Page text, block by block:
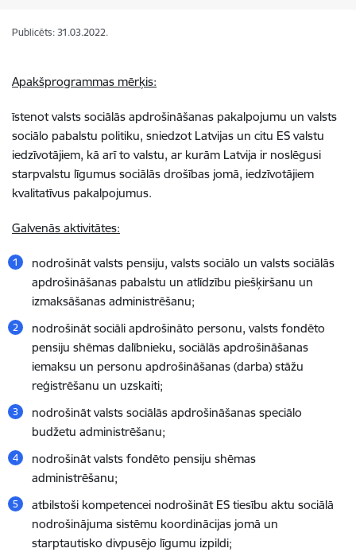
Publicēts: 31.03.2022.
Apakšprogrammas mērķis:
īstenot valsts sociālās apdrošināšanas pakalpojumu un valsts
sociālo pabalstu politiku, sniedzot Latvijas un citu ES valstu
iedzīvotājiem, kā arī to valstu, ar kurām Latvija ir noslēgusi
starpvalstu līgumus sociālās drošības jomā, iedzīvotājiem
kvalitatīvus pakalpojumus.
Galvenās aktivitātes:
nodrošināt valsts pensiju, valsts sociālo un valsts sociālās
apdrošināšanas pabalstu un atlīdzību piešķiršanu un
izmaksāšanas administrēšanu;
nodrošināt sociāli apdrošināto personu, valsts fondēto
pensiju shēmas dalībnieku, sociālās apdrošināšanas
iemaksu un personu apdrošināšanas (darba) stāžu
reģistrēšanu un uzskaiti;
nodrošināt valsts sociālās apdrošināšanas speciālo
budžetu administrēšanu;
nodrošināt valsts fondēto pensiju shēmas
administrēšanu;
atbilstoši kompetencei nodrošināt ES tiesību aktu sociālā
nodrošinājuma sistēmu koordinācijas jomā un
starptautisko divpusējo līgumu izpildi;